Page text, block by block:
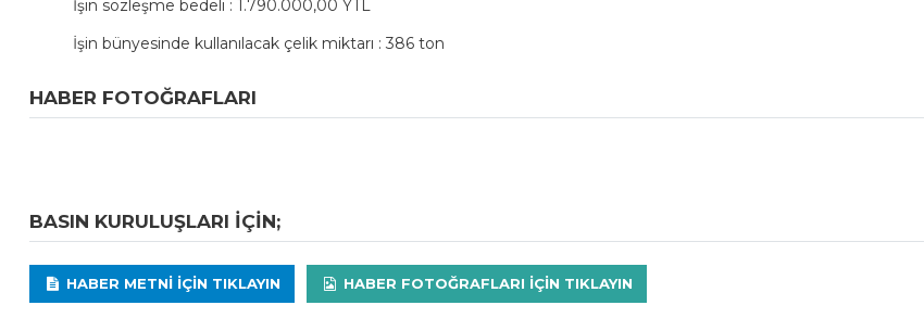
İşin sözleşme bedeli : 1.790.000,00 YTL
İşin bünyesinde kullanılacak çelik miktarı : 386 ton
HABER FOTOĞRAFLARI
BASIN KURULUŞLARI IÇIN;
HABER METNI IÇIN TIKLAYIN HABER FOTOĞRAFLARI IÇIN TIKLAYIN